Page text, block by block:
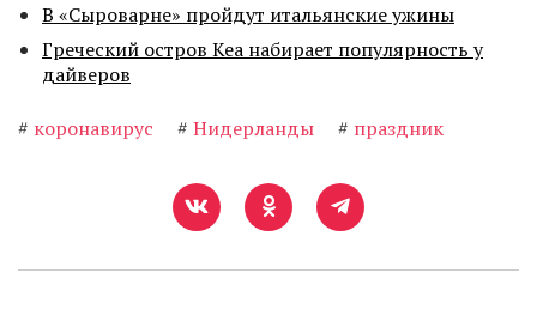
В «Сыроварне» пройдут итальянские ужины
Греческий остров Кеа набирает популярность у
дайверов
# коронавирус # Нидерланды # праздник